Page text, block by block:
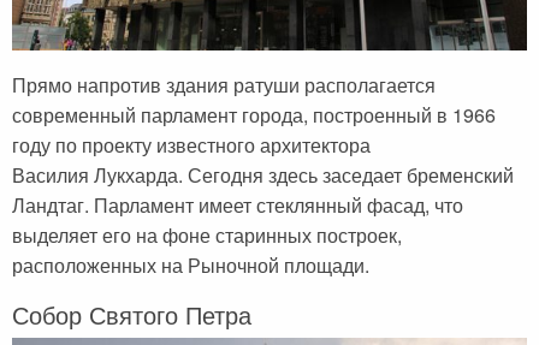
Закрытые страны
Прямо напротив здания ратуши располагается
современный парламент города, построенный в 1966
году по проекту известного архитектора
Василия Лукхарда. Сегодня здесь заседает бременский
Ландтаг. Парламент имеет стеклянный фасад, что
выделяет его на фоне старинных построек,
расположенных на Рыночной площади.
Собор Святого Петра